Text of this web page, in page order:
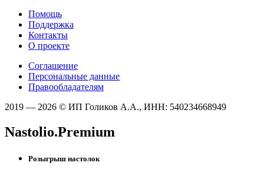
Помощь
Поддержка
Контакты
О проекте
Соглашение
Персональные данные
Правообладателям
2019 — 2026 © ИП Голиков А.А., ИНН: 540234668949
Nastolio.Premium
Розыгрыш настолок